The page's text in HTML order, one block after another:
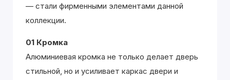
— стали фирменными элементами данной
коллекции.
01 Кромка
Алюминиевая кромка не только делает дверь
стильной, но и усиливает каркас двери и